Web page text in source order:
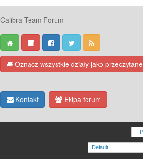
Calibra Team Forum
Oznacz wszystkie działy jako przeczytane
Kontakt Ekipa forum